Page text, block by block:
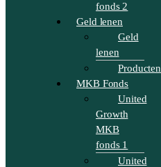
fonds 2
Geld lenen
Geld
lenen
Producten
MKB Fonds
United
Growth
MKB
fonds 1
United